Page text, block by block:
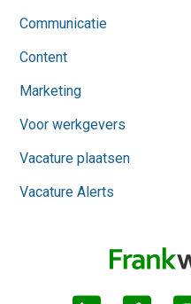
Communicatie
Content
Marketing
Voor werkgevers
Vacature plaatsen
Vacature Alerts